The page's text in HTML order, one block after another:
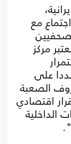
مع
مركز
على
الصعبة
اقتصادي
الداخلية